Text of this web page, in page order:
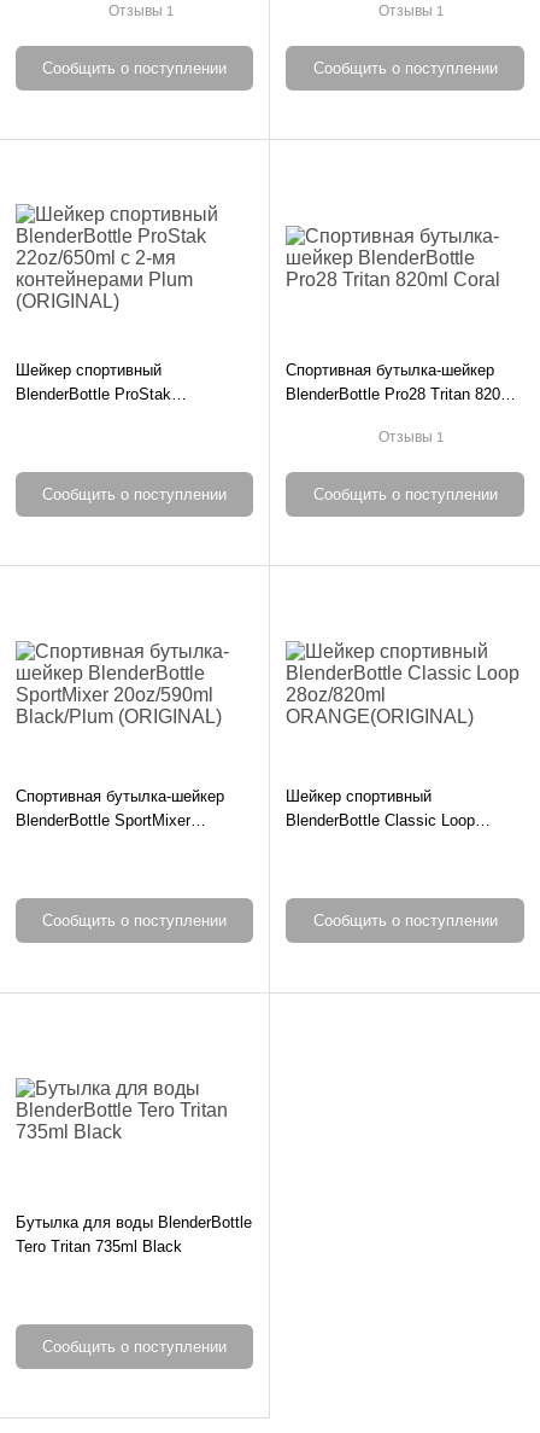
Отзывы 1
Сообщить о поступлении
Отзывы 1
Сообщить о поступлении
Шейкер спортивный
BlenderBottle ProStak
Сообщить о поступлении
Спортивная бутылка-шейкер
BlenderBottle Pro28 Tritan 820ml
Отзывы 1
Сообщить о поступлении
Спортивная бутылка-шейкер
BlenderBottle SportMixer
Сообщить о поступлении
Шейкер спортивный
BlenderBottle Classic Loop
Сообщить о поступлении
Бутылка для воды BlenderBottle
Tero Tritan 735ml Black
Сообщить о поступлении